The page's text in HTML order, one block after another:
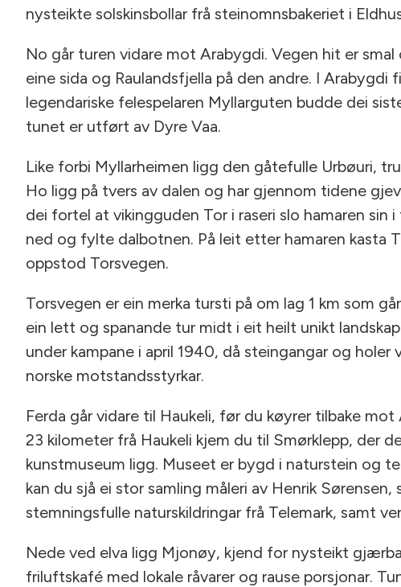
nysteikte solskinsbollar frå steinomnsbakeriet i
No går turen vidare mot Arabygdi. Vegen hit er
eine sida og Raulandsfjella på den andre. I Arabygdi
legendariske felespelaren Myllarguten budde dei
tunet er utført av Dyre Vaa.
Like forbi Myllarheimen ligg den gåtefulle Urbøuri,
Ho ligg på tvers av dalen og har gjennom tidene
dei fortel at vikingguden Tor i raseri slo hamaren sin
ned og fylte dalbotnen. På leit etter hamaren kasta
oppstod Torsvegen.
Torsvegen er ein merka tursti på om lag 1 km som
ein lett og spanande tur midt i eit heilt unikt
under kampane i april 1940, då steingangar og
norske motstandsstyrkar.
Ferda går vidare til Haukeli, før du køyrer tilbake
23 kilometer frå Haukeli kjem du til Smørklepp, der
kunstmuseum ligg. Museet er bygd i naturstein og
kan du sjå ei stor samling måleri av Henrik
stemningsfulle naturskildringar frå Telemark, samt
Nede ved elva ligg Mjonøy, kjend for nysteikt
friluftskafé med lokale råvarer og rause porsjonar.